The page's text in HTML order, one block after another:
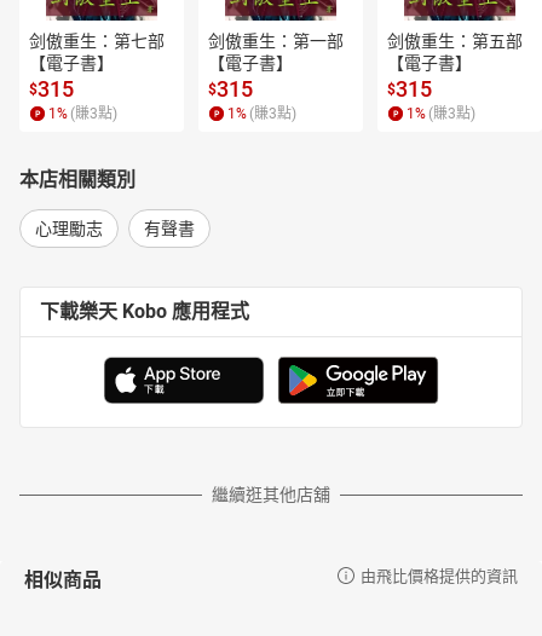
剑傲重生：第七部
【電子書】
$315
1 % (賺3點)
剑傲重生：第一部
【電子書】
$315
1 % (賺3點)
剑傲重生：第五部
【電子書】
$315
1 % (賺3點)
本店相關類別
心理勵志 有聲書
下載樂天 Kobo 應用程式
繼續逛其他店舖
相似商品 由飛比價格提供的資訊